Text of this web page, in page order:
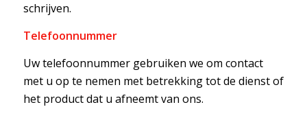
schrijven.
Telefoonnummer
Uw telefoonnummer gebruiken we om contact
met u op te nemen met betrekking tot de dienst of
het product dat u afneemt van ons.